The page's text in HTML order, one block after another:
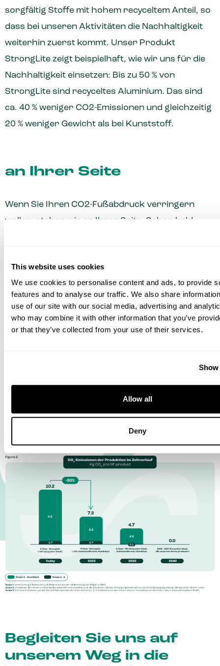
This website uses cookies
We use cookies to personalise content and ads, to provide
features and to analyse our traffic. We also share
use of our site with our social media, advertising and
who may combine it with other information that you’ve
or that they’ve collected from your use of their services.
Allow all
Deny
sorgfältig Stoffe mit hohem recyceltem Anteil, so
dass bei unseren Aktivitäten die Nachhaltigkeit
weiterhin zuerst kommt. Unser Produkt
StrongLite zeigt beispielhaft, wie wir uns für die
Nachhaltigkeit einsetzen: Bis zu 50 % von
StrongLite sind recyceltes Aluminium. Das sind
ca. 40 % weniger CO2-Emissionen und gleichzeitig
20 % weniger Gewicht als bei Kunststoff.
an Ihrer Seite
Wenn Sie Ihren CO2-Fußabdruck verringern
wollen, stehen wir an Ihrer Seite. Schon bald
Metallbörse entwickeltes, kohlenstoffarmes
Aluminium zu nutzen, um die Emissionen um
weitere 30 % zu senken (s. Abb. 2). Hiernach
gehen wir bis 2040 schrittweise zu
emissionsfreiem Aluminium über (s. Abb. 2). Auch
gekaufte Produkte Emissionsberichte und
erfüllen so ihre CSRD-Pflichten zur
Berichterstattung leichter.
Begleiten Sie uns auf
unserem Weg in die